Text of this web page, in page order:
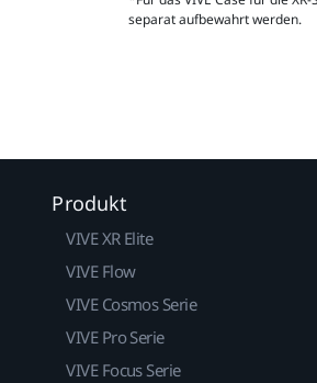
separat aufbewahrt werden.
Produkt
VIVE XR Elite
VIVE Flow
VIVE Cosmos Serie
VIVE Pro Serie
VIVE Focus Serie